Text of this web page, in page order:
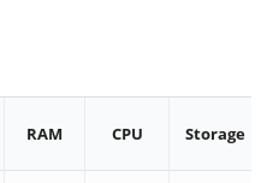
RAM CPU Storage